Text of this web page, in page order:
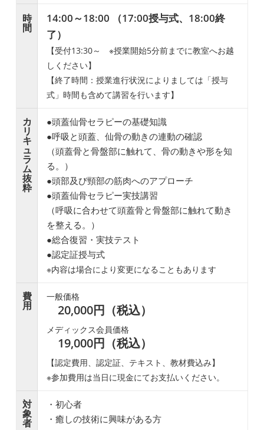
時
間
14:00～18:00 （17:00授与式、18:00終
了）
【受付13:30～ ※授業開始5分前までに教室へお越
しください】
【終了時間：授業進行状況によりましては「授与
式」時間も含めて講習を行います】
カ
リ
キ
ュ
ラ
ム
抜
粋
●頭蓋仙骨セラピーの基礎知識
●呼吸と頭蓋、仙骨の動きの連動の確認
（頭蓋骨と骨盤部に触れて、骨の動きや形を知
る。）
●頭部及び頸部の筋肉へのアプローチ
●頭蓋仙骨セラピー実技講習
（呼吸に合わせて頭蓋骨と骨盤部に触れて動き
を整える。）
●総合復習・実技テスト
●認定証授与式
※内容は場合により変更になることもあります
費
用
一般価格
20,000円（税込）
メディックス会員価格
19,000円（税込）
【認定費用、認定証、テキスト、教材費込み】
※参加費用は当日に現金にてお支払いください。
対
象
者
・初心者
・癒しの技術に興味がある方